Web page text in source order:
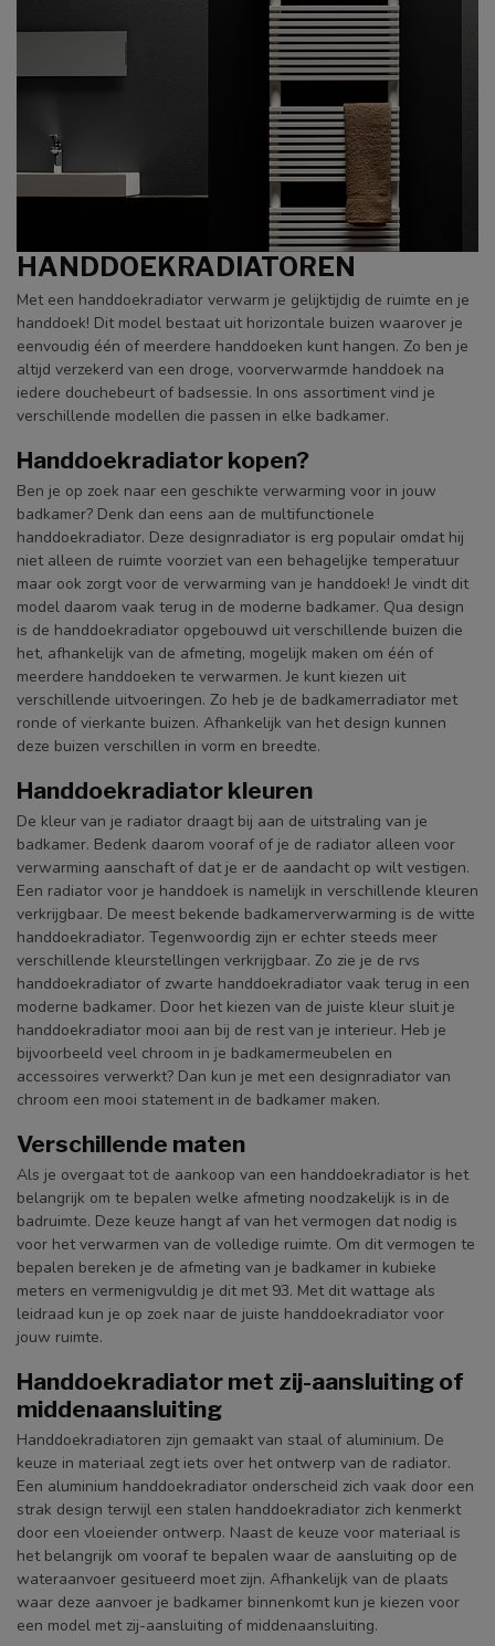
HANDDOEKRADIATOREN
Met een handdoekradiator verwarm je gelijktijdig de ruimte en je
handdoek! Dit model bestaat uit horizontale buizen waarover je
eenvoudig één of meerdere handdoeken kunt hangen. Zo ben je
altijd verzekerd van een droge, voorverwarmde handdoek na
iedere douchebeurt of badsessie. In ons assortiment vind je
verschillende modellen die passen in elke badkamer.
Handdoekradiator kopen?
Ben je op zoek naar een geschikte verwarming voor in jouw
badkamer? Denk dan eens aan de multifunctionele
handdoekradiator. Deze designradiator is erg populair omdat hij
niet alleen de ruimte voorziet van een behagelijke temperatuur
maar ook zorgt voor de verwarming van je handdoek! Je vindt dit
model daarom vaak terug in de moderne badkamer. Qua design
is de handdoekradiator opgebouwd uit verschillende buizen die
het, afhankelijk van de afmeting, mogelijk maken om één of
meerdere handdoeken te verwarmen. Je kunt kiezen uit
verschillende uitvoeringen. Zo heb je de badkamerradiator met
ronde of vierkante buizen. Afhankelijk van het design kunnen
deze buizen verschillen in vorm en breedte.
Handdoekradiator kleuren
De kleur van je radiator draagt bij aan de uitstraling van je
badkamer. Bedenk daarom vooraf of je de radiator alleen voor
verwarming aanschaft of dat je er de aandacht op wilt vestigen.
Een radiator voor je handdoek is namelijk in verschillende kleuren
verkrijgbaar. De meest bekende badkamerverwarming is de witte
handdoekradiator. Tegenwoordig zijn er echter steeds meer
verschillende kleurstellingen verkrijgbaar. Zo zie je de rvs
handdoekradiator of zwarte handdoekradiator vaak terug in een
moderne badkamer. Door het kiezen van de juiste kleur sluit je
handdoekradiator mooi aan bij de rest van je interieur. Heb je
bijvoorbeeld veel chroom in je badkamermeubelen en
accessoires verwerkt? Dan kun je met een designradiator van
chroom een mooi statement in de badkamer maken.
Verschillende maten
Als je overgaat tot de aankoop van een handdoekradiator is het
belangrijk om te bepalen welke afmeting noodzakelijk is in de
badruimte. Deze keuze hangt af van het vermogen dat nodig is
voor het verwarmen van de volledige ruimte. Om dit vermogen te
bepalen bereken je de afmeting van je badkamer in kubieke
meters en vermenigvuldig je dit met 93. Met dit wattage als
leidraad kun je op zoek naar de juiste handdoekradiator voor
jouw ruimte.
Handdoekradiator met zij-aansluiting of
middenaansluiting
Handdoekradiatoren zijn gemaakt van staal of aluminium. De
keuze in materiaal zegt iets over het ontwerp van de radiator.
Een aluminium handdoekradiator onderscheid zich vaak door een
strak design terwijl een stalen handdoekradiator zich kenmerkt
door een vloeiender ontwerp. Naast de keuze voor materiaal is
het belangrijk om vooraf te bepalen waar de aansluiting op de
wateraanvoer gesitueerd moet zijn. Afhankelijk van de plaats
waar deze aanvoer je badkamer binnenkomt kun je kiezen voor
een model met zij-aansluiting of middenaansluiting.